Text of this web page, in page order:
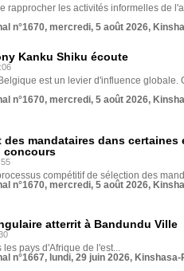
rapprocher les activités informelles de
n°1670, mercredi, 5 août 2026,
Kanku Shiku écoute
est un levier d'influence globale.
n°1670, mercredi, 5 août 2026,
des mandataires dans
concours
compétitif de sélection des
n°1670, mercredi, 5 août 2026,
atterrit à Bandundu Ville
les pays d'Afrique de l'est...
n°1667, lundi, 29 juin 2026,